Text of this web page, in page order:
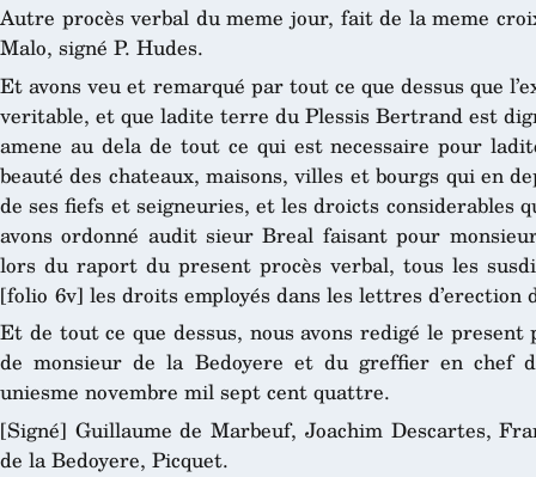
Autre procès verbal du meme jour, fait de la meme
Malo, signé P. Hudes.
Et avons veu et remarqué par tout ce que dessus que
veritable, et que ladite terre du Plessis Bertrand est
amene au dela de tout ce qui est necessaire pour
beauté des chateaux, maisons, villes et bourgs qui en
de ses fiefs et seigneuries, et les droicts considerables
avons ordonné audit sieur Breal faisant pour
lors du raport du present procès verbal, tous les
[folio 6v] les droits employés dans les lettres d’erection
Et de tout ce que dessus, nous avons redigé le present
de monsieur de la Bedoyere et du greffier en chef
uniesme novembre mil sept cent quattre.
[Signé] Guillaume de Marbeuf, Joachim Descartes,
de la Bedoyere, Picquet.